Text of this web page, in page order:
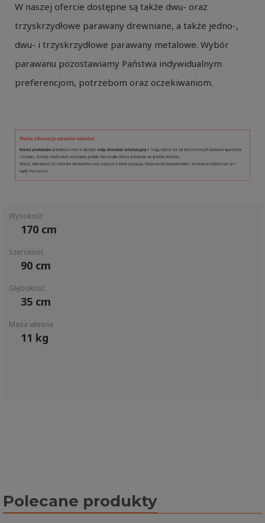
W naszej ofercie dostępne są także dwu- oraz
trzyskrzydłowe parawany drewniane, a także jedno-,
dwu- i trzyskrzydłowe parawany metalowe. Wybór
parawanu pozostawiamy Państwa indywidualnym
preferencjom, potrzebom oraz oczekiwaniom.
Wysokość
170 cm
Szerokość
90 cm
Głębokość
35 cm
Masa własna
11 kg
Polecane produkty